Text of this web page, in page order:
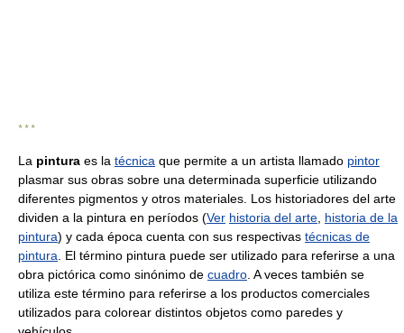
* * *
La pintura es la técnica que permite a un artista llamado pintor
plasmar sus obras sobre una determinada superficie utilizando
diferentes pigmentos y otros materiales. Los historiadores del arte
dividen a la pintura en períodos (Ver historia del arte historia de la
pintura) y cada época cuenta con sus respectivas técnicas de
pintura . El término pintura puede ser utilizado para referirse a una
obra pictórica como sinónimo de cuadro . A veces también se
utiliza este término para referirse a los productos comerciales
utilizados para colorear distintos objetos como paredes y